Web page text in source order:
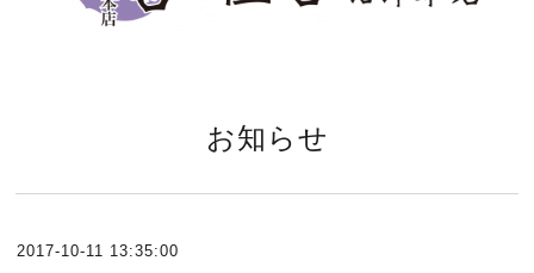
お知らせ
2017-10-11 13:35:00